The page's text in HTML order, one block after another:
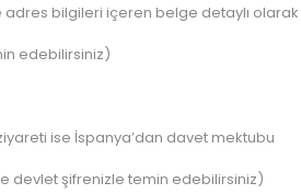
adres bilgileri içeren belge detaylı
edebilirsiniz)
ise İspanya’dan davet mektubu
devlet şifrenizle temin edebilirsiniz)